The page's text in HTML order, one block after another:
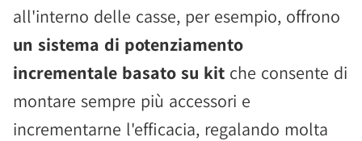
all'interno delle casse, per esempio, offrono
un sistema di potenziamento
incrementale basato su kit che consente di
montare sempre più accessori e
incrementarne l'efficacia, regalando molta